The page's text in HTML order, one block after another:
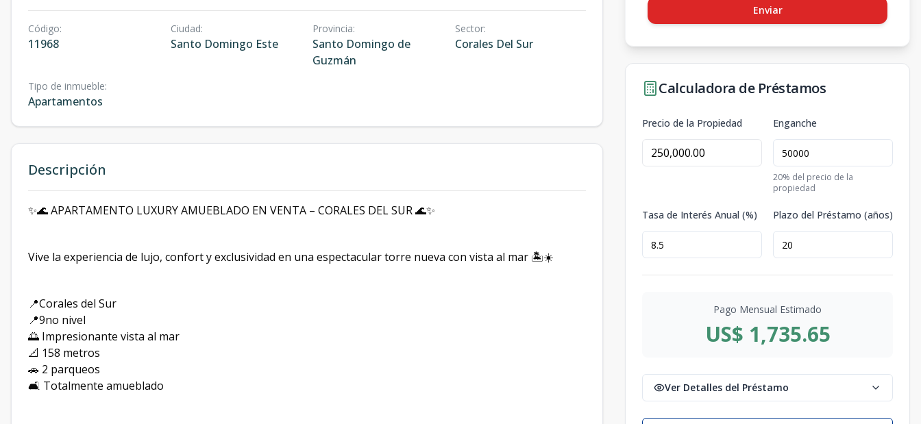
Código:
11968
Ciudad:
Santo Domingo Este
Provincia:
Santo Domingo de
Guzmán
Sector:
Corales Del Sur
Tipo de inmueble:
Apartamentos
Descripción
✨🌊 APARTAMENTO LUXURY AMUEBLADO EN VENTA – CORALES DEL SUR 🌊✨
Vive la experiencia de lujo, confort y exclusividad en una espectacular torre nueva con vista al mar 🏝️☀️
📍Corales del Sur
📍9no nivel
🌅 Impresionante vista al mar
📐 158 metros
🚗 2 parqueos
🛋️ Totalmente amueblado
Enviar
Calculadora de Préstamos
Precio de la Propiedad Enganche
20% del precio de la
propiedad
Tasa de Interés Anual (%) Plazo del Préstamo (años)
Pago Mensual Estimado
US$ 1,735.65
Ver Detalles del Préstamo